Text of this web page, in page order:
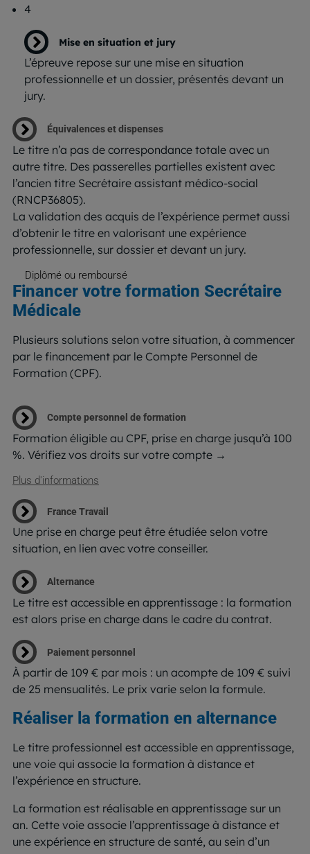
4
Mise en situation et jury
L’épreuve repose sur une mise en situation
professionnelle et un dossier, présentés devant un
jury.
Équivalences et dispenses
Le titre n’a pas de correspondance totale avec un
autre titre. Des passerelles partielles existent avec
l’ancien titre Secrétaire assistant médico-social
(RNCP36805).
La validation des acquis de l’expérience permet aussi
d’obtenir le titre en valorisant une expérience
professionnelle, sur dossier et devant un jury.
Diplômé ou remboursé
Financer votre formation Secrétaire
Médicale
Plusieurs solutions selon votre situation, à commencer
par le financement par le Compte Personnel de
Formation (CPF).
Compte personnel de formation
Formation éligible au CPF, prise en charge jusqu’à 100
%. Vérifiez vos droits sur votre compte →
Plus d'informations
France Travail
Une prise en charge peut être étudiée selon votre
situation, en lien avec votre conseiller.
Alternance
Le titre est accessible en apprentissage : la formation
est alors prise en charge dans le cadre du contrat.
Paiement personnel
À partir de 109 € par mois : un acompte de 109 € suivi
de 25 mensualités. Le prix varie selon la formule.
Réaliser la formation en alternance
Le titre professionnel est accessible en apprentissage,
une voie qui associe la formation à distance et
l’expérience en structure.
La formation est réalisable en apprentissage sur un
an. Cette voie associe l’apprentissage à distance et
une expérience en structure de santé, au sein d’un